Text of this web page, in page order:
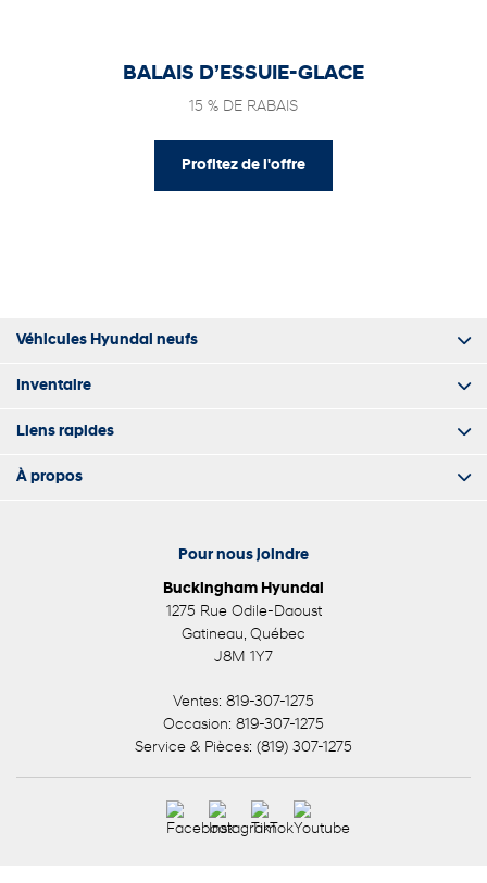
BALAIS D’ESSUIE-GLACE
15 % DE RABAIS
Profitez de l'offre
Pour nous joindre
Buckingham Hyundai
1275 Rue Odile-Daoust
Gatineau, Québec
J8M 1Y7
Ventes: 819-307-1275
Occasion: 819-307-1275
Service & Pièces: (819) 307-1275
Véhicules Hyundai neufs
Inventaire
Liens rapides
À propos